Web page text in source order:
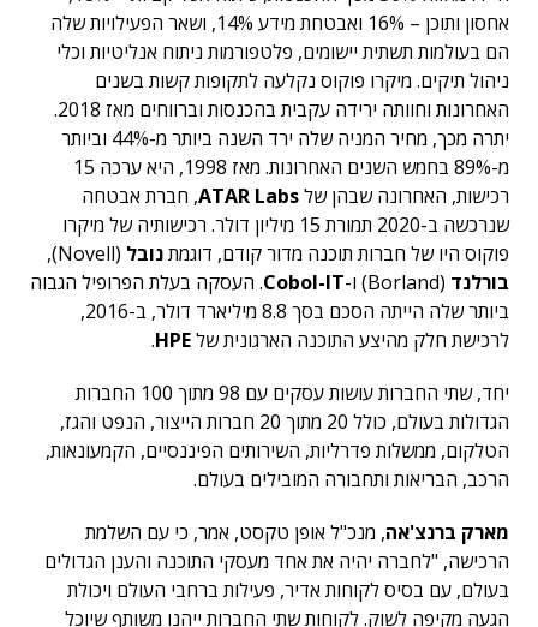
אחסון ותוכן – 16% ואבטחת מידע 14%, ושאר הפעילויות שלה
הם בעולמות תשתית יישומים, פלטפורמות ניתוח אנליטיות וכלי
ניהול תיקים. מיקרו פוקוס נקלעה לתקופות קשות בשנים
האחרונות וחוותה ירידה עקבית בהכנסות וברווחים מאז 2018.
יתרה מכך, מחיר המניה שלה ירד השנה ביותר מ-44% וביותר
מ-89% בחמש השנים האחרונות. מאז 1998, היא ערכה 15
רכישות, האחרונה שבהן שלATAR Labs, חברת אבטחה
שנרכשה ב-2020 תמורת 15 מיליון דולר. רכישותיה של מיקרו
פוקוס היו של חברות תוכנה מדור קודם, דוגמתנובל (Novell),
בורלנד (Borland) ו- Cobol-IT. העסקה בעלת הפרופיל הגבוה
ביותר שלה הייתה הסכם בסך 8.8 מיליארד דולר, ב-2016,
לרכישת חלק מהיצע התוכנה הארגונית שלHPE
.
יחד, שתי החברות עושות עסקים עם 98 מתוך 100 החברות
הגדולות בעולם, כולל 20 מתוך 20 חברות הייצור, הנפט והגז,
הטלקום, ממשלות פדרליות, השירותים הפיננסיים, הקמעונאות,
הרכב, הבריאות ותחבורה המובילים בעולם.
מארק ברנצ'אה, מנכ"ל אופן טקסט, אמר, כי עם השלמת
הרכישה, "לחברה יהיה את אחד מעסקי התוכנה והענן הגדולים
בעולם, עם בסיס לקוחות אדיר, פעילות ברחבי העולם ויכולת
הגעה מקיפה לשוק. לקוחות שתי החברות ייהנו משותף שיוכל